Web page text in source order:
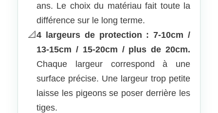
ans. Le choix du matériau fait toute la
différence sur le long terme.
📐4 largeurs de protection : 7-10cm /
13-15cm / 15-20cm / plus de 20cm.
Chaque largeur correspond à une
surface précise. Une largeur trop petite
laisse les pigeons se poser derrière les
tiges.